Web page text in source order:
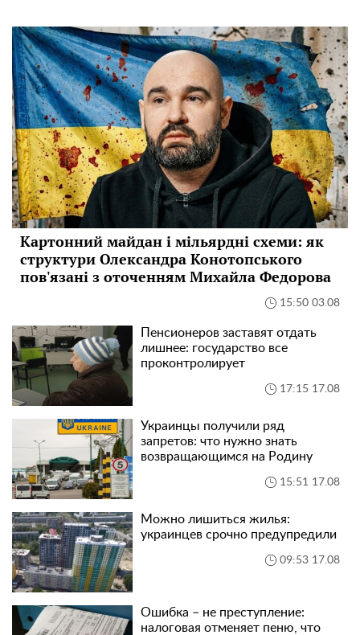
Картонний майдан і мільярдні схеми: як
структури Олександра Конотопського
пов'язані з оточенням Михайла Федорова
15:50 03.08
Пенсионеров заставят отдать
лишнее: государство все
проконтролирует
17:15 17.08
Украинцы получили ряд
запретов: что нужно знать
возвращающимся на Родину
15:51 17.08
Можно лишиться жилья:
украинцев срочно предупредили
09:53 17.08
Ошибка – не преступление:
налоговая отменяет пеню, что